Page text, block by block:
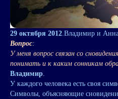
29 октября 2012.Владимир и
Вопрос:
У меня вопрос связан со
понимать и к каким сонникам
Владимир.
У каждого человека есть своя
Символы, объясняющие